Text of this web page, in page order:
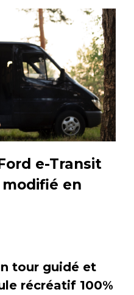
e-Transit
en
tour guidé et
récréatif 100%